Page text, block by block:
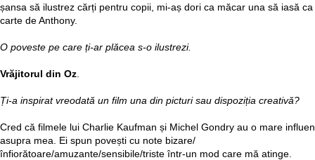
șansa să ilustrez cărți pentru copii, mi-aș dori ca măcar una să iasă ca
carte de Anthony.
O poveste pe care ți-ar plăcea s-o ilustrezi.
Vrăjitorul din Oz.
Ți-a inspirat vreodată un film una din picturi sau dispoziția creativă?
Cred că filmele lui Charlie Kaufman și Michel Gondry au o mare
asupra mea. Ei spun povești cu note bizare/
înfiorătoare/amuzante/sensibile/triste într-un mod care mă atinge.